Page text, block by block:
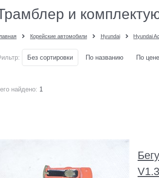
и
Корейские автомобили Hyundai Hyundai
Без сортировки По названию По цене
найдено: 1